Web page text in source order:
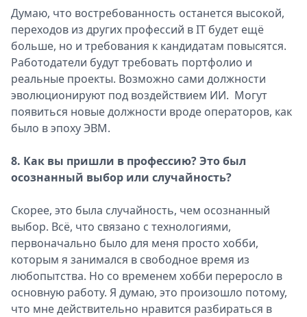
Думаю, что востребованность останется высокой,
переходов из других профессий в IT будет ещё
больше, но и требования к кандидатам повысятся.
Работодатели будут требовать портфолио и
реальные проекты. Возможно сами должности
эволюционируют под воздействием ИИ. Могут
появиться новые должности вроде операторов, как
было в эпоху ЭВМ.
8. Как вы пришли в профессию? Это был
осознанный выбор или случайность?
Скорее, это была случайность, чем осознанный
выбор. Всё, что связано с технологиями,
первоначально было для меня просто хобби,
которым я занимался в свободное время из
любопытства. Но со временем хобби переросло в
основную работу. Я думаю, это произошло потому,
что мне действительно нравится разбираться в